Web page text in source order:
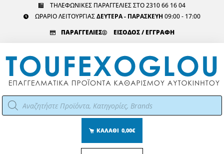
ΤΗΛΕΦΩΝΙΚΕΣ ΠΑΡΑΓΓΕΛΙΕΣ ΣΤΟ 2310 66 16 04
ΩΡΑΡΙΟ ΛΕΙΤΟΥΡΓΙΑΣΔΕΥΤΕΡΑ - ΠΑΡΑΣΚΕΥΗ 09:00 - 17:00
ΠΑΡΑΓΓΕΛΙΕΣ
ΕΙΣΟΔΟΣ / ΕΓΓΡΑΦΗ
Αναζήτηση
προϊόντων
ΚΑΛΑΘΙ 0,00€